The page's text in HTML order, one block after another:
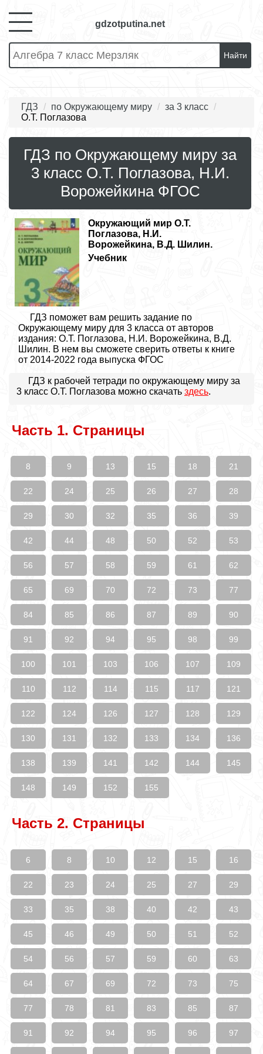
gdzotputina.net
Найти
ГДЗ по Окружающему миру
за 3 класс
О.Т. Поглазова
ГДЗ по Окружающему миру за
3 класс О.Т. Поглазова, Н.И.
Ворожейкина ФГОС
Окружающий мир О.Т.
Поглазова, Н.И.
Ворожейкина, В.Д. Шилин.
Учебник
ГДЗ поможет вам решить задание по
Окружающему миру для 3 класса от авторов
издания: О.Т. Поглазова, Н.И. Ворожейкина, В.Д.
Шилин. В нем вы сможете сверить ответы к книге
от 2014-2022 года выпуска ФГОС
ГДЗ к рабочей тетради по окружающему миру за
3 класс О.Т. Поглазова можно скачать здесь.
Часть 1. Страницы
8 9 13 15 18 21
22 24 25 26 27 28
29 30 32 35 36 39
42 44 48 50 52 53
56 57 58 59 61 62
65 69 70 72 73 77
84 85 86 87 89 90
91 92 94 95 98 99
100 101 103 106 107 109
110 112 114 115 117 121
122 124 126 127 128 129
130 131 132 133 134 136
138 139 141 142 144 145
148 149 152 155
Часть 2. Страницы
6 8 10 12 15 16
22 23 24 25 27 29
33 35 38 40 42 43
45 46 49 50 51 52
54 56 57 59 60 63
64 67 69 72 73 75
77 78 81 83 85 87
91 92 94 95 96 97